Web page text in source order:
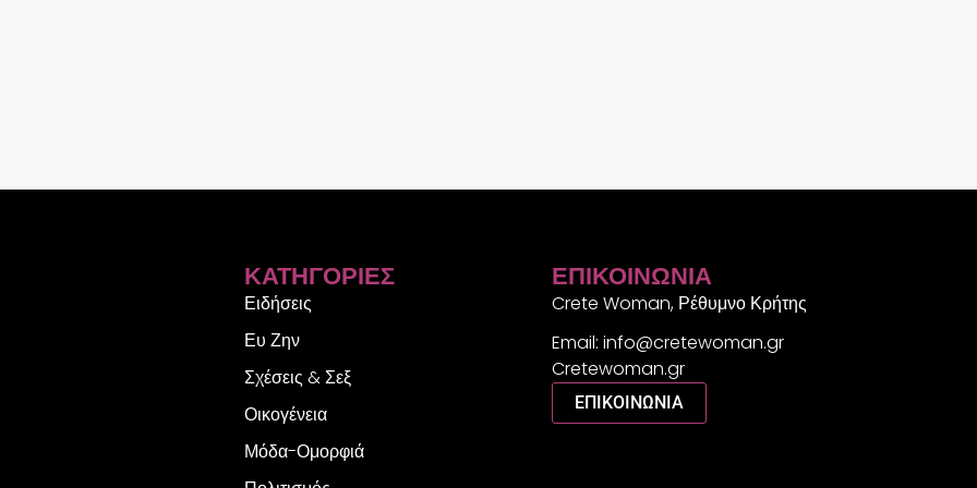
ΚΑΤΗΓΟΡΊΕΣ
Ειδήσεις
Ευ Ζην
Σχέσεις & Σεξ
Οικογένεια
Μόδα-Ομορφιά
ΕΠΙΚΟΙΝΩΝΊΑ
Crete Woman, Ρέθυμνο Κρήτης
Email: info@cretewoman.gr
Cretewoman.gr
ΕΠΙΚΟΙΝΩΝΙΑ